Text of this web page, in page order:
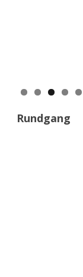
Rundgang